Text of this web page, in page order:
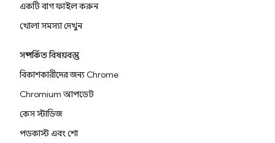
একটি বাগ ফাইল করুন
খোলা সমস্যা দেখুন
সম্পর্কিত বিষয়বস্তু
বিকাশকারীদের জন্য Chrome
Chromium আপডেট
কেস স্টাডিজ
পডকাস্ট এবং শো